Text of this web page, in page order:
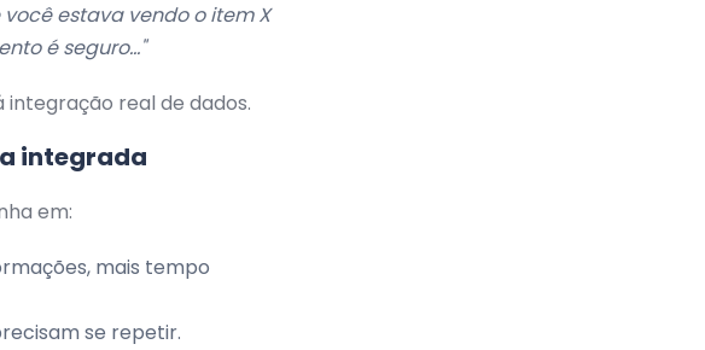
você estava vendo o item X
é seguro..."
integração real de dados.
integrada
em:
mais tempo
se repetir.